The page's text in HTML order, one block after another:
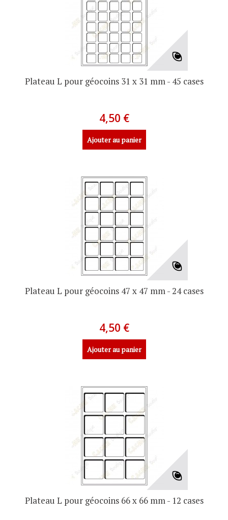
Plateau L pour géocoins 31 x 31 mm - 45 cases
4,50 €
Ajouter au panier
Plateau L pour géocoins 47 x 47 mm - 24 cases
4,50 €
Ajouter au panier
Plateau L pour géocoins 66 x 66 mm - 12 cases